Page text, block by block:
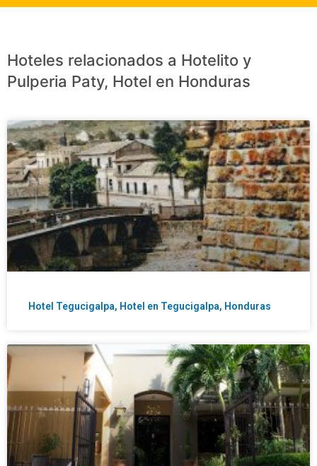
Hoteles relacionados a Hotelito y
Pulperia Paty, Hotel en Honduras
Hotel Tegucigalpa, Hotel en Tegucigalpa, Honduras